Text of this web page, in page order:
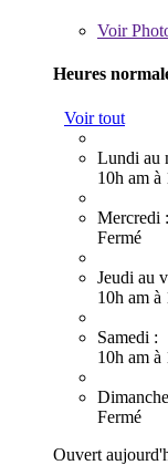
Voir
Heures
Voir tout
Lundi au
10h am à
Mercredi :
Fermé
Jeudi au
10h am à
Samedi :
10h am à
Fermé
Ouvert